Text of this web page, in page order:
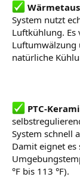
System nutzt
Luftkühlung.
Luftumwälzung
natürliche
PTC-
System schnell
Damit eignet es
°F bis 113 °F).